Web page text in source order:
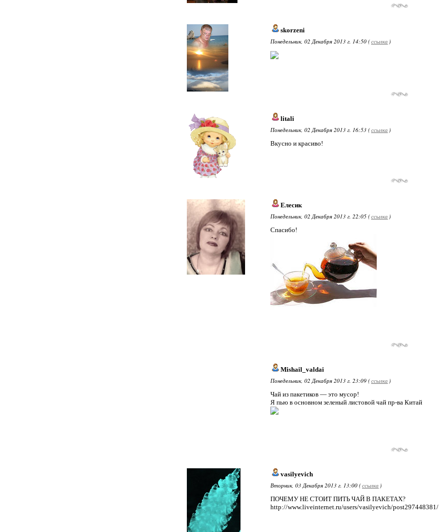
skorzeni
Понедельник, 02 Декабря 2013 г. 14:50 (ссылка )
litali
Понедельник, 02 Декабря 2013 г. 16:53 (ссылка )
Вкусно и красиво!
Елесик
Понедельник, 02 Декабря 2013 г. 22:05 (ссылка )
Спасибо!
Mishail_valdai
Понедельник, 02 Декабря 2013 г. 23:09 (ссылка )
Чай из пакетиков — это мусор!
Я пью в основном зеленый листовой чай пр-ва Китай
vasilyevich
Вторник, 03 Декабря 2013 г. 13:00 (ссылка )
ПОЧЕМУ НЕ СТОИТ ПИТЬ ЧАЙ В ПАКЕТАХ?
http://www.liveinternet.ru/users/vasilyevich/post297448381/